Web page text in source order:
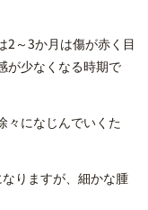
2～3か月は傷が赤く目
が少なくなる時期で
々になじんでいくた
りますが、細かな腫